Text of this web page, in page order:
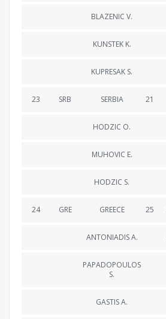
BLAZENIC V.
KUNSTEK K.
KUPRESAK S.
23 SRB SERBIA 21
HODZIC O.
MUHOVIC E.
HODZIC S.
24 GRE GREECE 25
ANTONIADIS A.
PAPADOPOULOS
S.
GASTIS A.